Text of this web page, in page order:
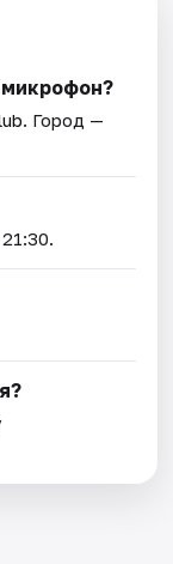
. Город —
21:30.